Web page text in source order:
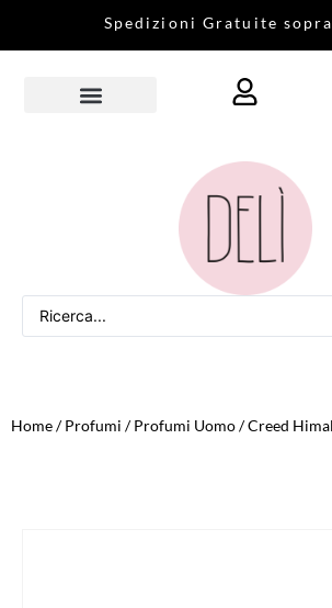
Sped izi on i Gratu ite sopra
Home/Profumi /Profumi Uomo/ Creed